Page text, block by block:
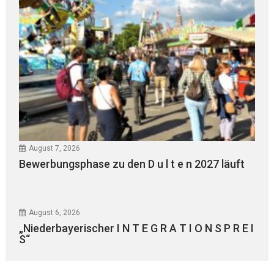
August 7, 2026
Bewerbungsphase zu den D u l t e n 2027 läuft
August 6, 2026
„Niederbayerischer I N T E G R A T I O N S P R E I
S“